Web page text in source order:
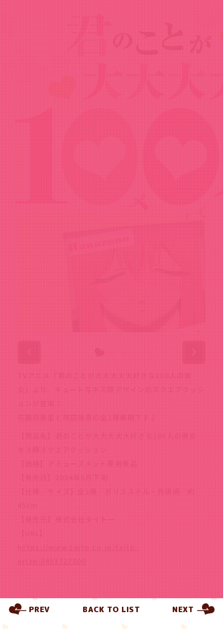
Goods
TVアニメ『君のことが大大大大大好きな100人の彼
女』より、キュートなキス顔デザインのスクエアクッシ
ョンが登場！
花園羽香里と院田唐音の全2種展開です♪
【商品名】君のことが大大大大大好きな100人の彼女
キス顔スクエアクッション
【価格】アミューズメント専用景品
【発売日】2024年5月下旬
【仕様／サイズ】全2種／ポリエステル・充填綿／約
45cm
【発売元】株式会社タイトー
【URL】
https://www.taito.co.jp/taito-
prize/0451727800
PREV BACK TO LIST NEXT